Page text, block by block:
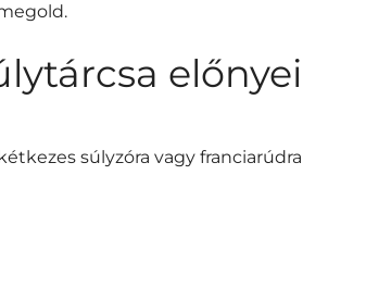
előnyei
súlyzóra vagy franciarúdra